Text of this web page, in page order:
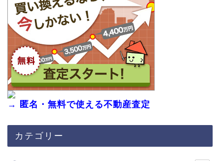
→ 匿名・無料で使える不動産査定
カテゴリー